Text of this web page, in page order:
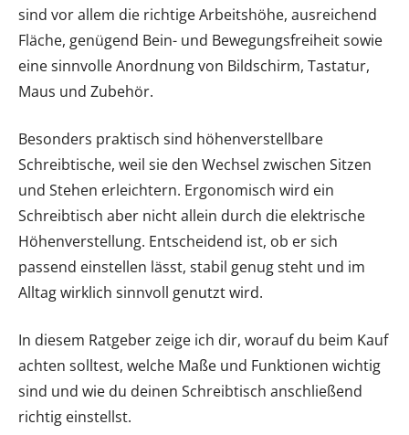
sind vor allem die richtige Arbeitshöhe, ausreichend
Fläche, genügend Bein- und Bewegungsfreiheit sowie
eine sinnvolle Anordnung von Bildschirm, Tastatur,
Maus und Zubehör.
Besonders praktisch sind höhenverstellbare
Schreibtische, weil sie den Wechsel zwischen Sitzen
und Stehen erleichtern. Ergonomisch wird ein
Schreibtisch aber nicht allein durch die elektrische
Höhenverstellung. Entscheidend ist, ob er sich
passend einstellen lässt, stabil genug steht und im
Alltag wirklich sinnvoll genutzt wird.
In diesem Ratgeber zeige ich dir, worauf du beim Kauf
achten solltest, welche Maße und Funktionen wichtig
sind und wie du deinen Schreibtisch anschließend
richtig einstellst.